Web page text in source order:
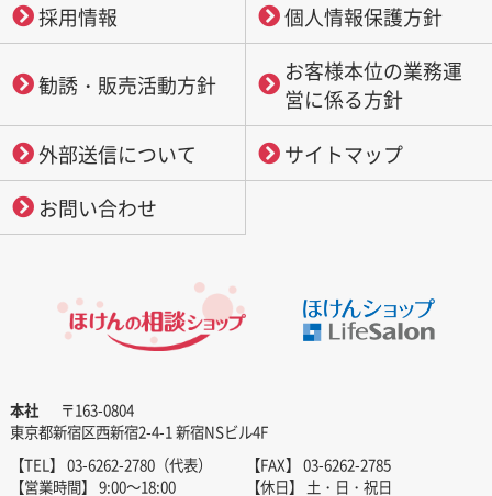
採用情報
個人情報保護方針
勧誘・販売活動方針
お客様本位の業務運
営に係る方針
外部送信について
サイトマップ
お問い合わせ
本社
〒163-0804
東京都新宿区西新宿2-4-1 新宿NSビル4F
【TEL】 03-6262-2780（代表）
【FAX】 03-6262-2785
【営業時間】 9:00～18:00
【休日】 土・日・祝日